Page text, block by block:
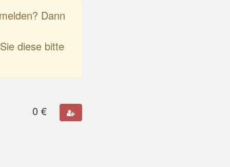
Dann
diese bitte
0 €